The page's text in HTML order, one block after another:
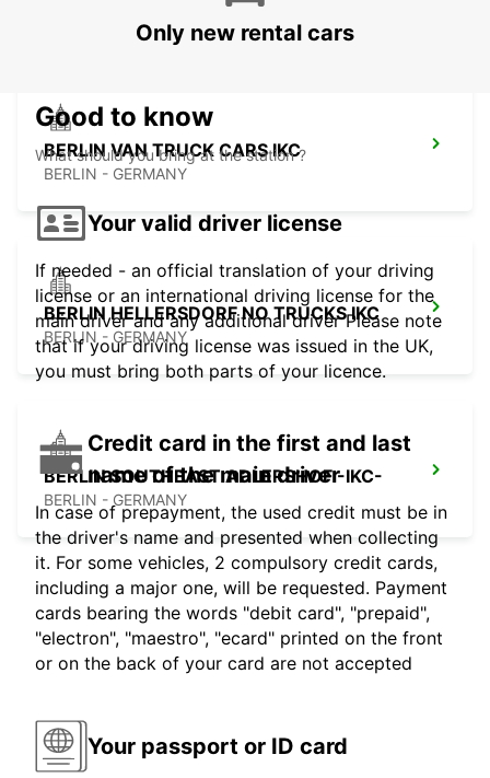
BERLIN VAN TRUCK CARS IKC
BERLIN - GERMANY
BERLIN HELLERSDORF NO TRUCKS IKC
BERLIN - GERMANY
BERLIN SOUTHEAST ADLERSHOF -IKC-
BERLIN - GERMANY
Only new rental cars
Good to know
What should you bring at the station ?
Your valid driver license
If needed - an official translation of your driving
license or an international driving license for the
main driver and any additional driver Please note
that if your driving license was issued in the UK,
you must bring both parts of your licence.
Credit card in the first and last
name of the main driver
In case of prepayment, the used credit must be in
the driver's name and presented when collecting
it. For some vehicles, 2 compulsory credit cards,
including a major one, will be requested. Payment
cards bearing the words "debit card", "prepaid",
"electron", "maestro", "ecard" printed on the front
or on the back of your card are not accepted
Your passport or ID card